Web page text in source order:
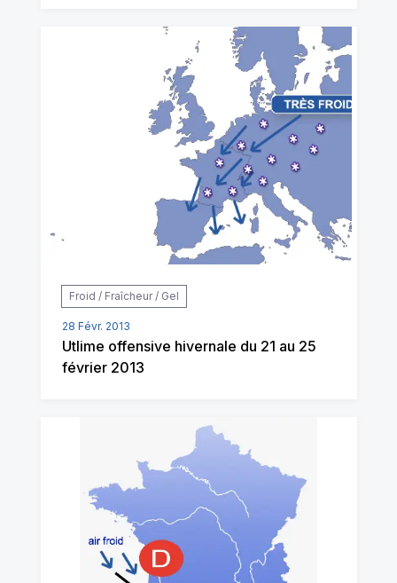
Froid / Fraîcheur / Gel
28 Févr. 2013
Utlime offensive hivernale du 21 au 25
février 2013